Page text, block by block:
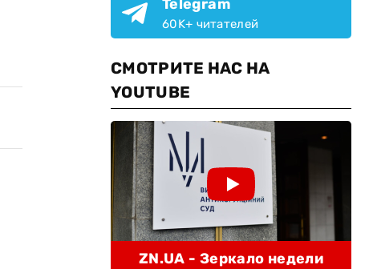
Telegram
60K+ читателей
СМОТРИТЕ НАС НА
YOUTUBE
ZN.UA - Зеркало недели